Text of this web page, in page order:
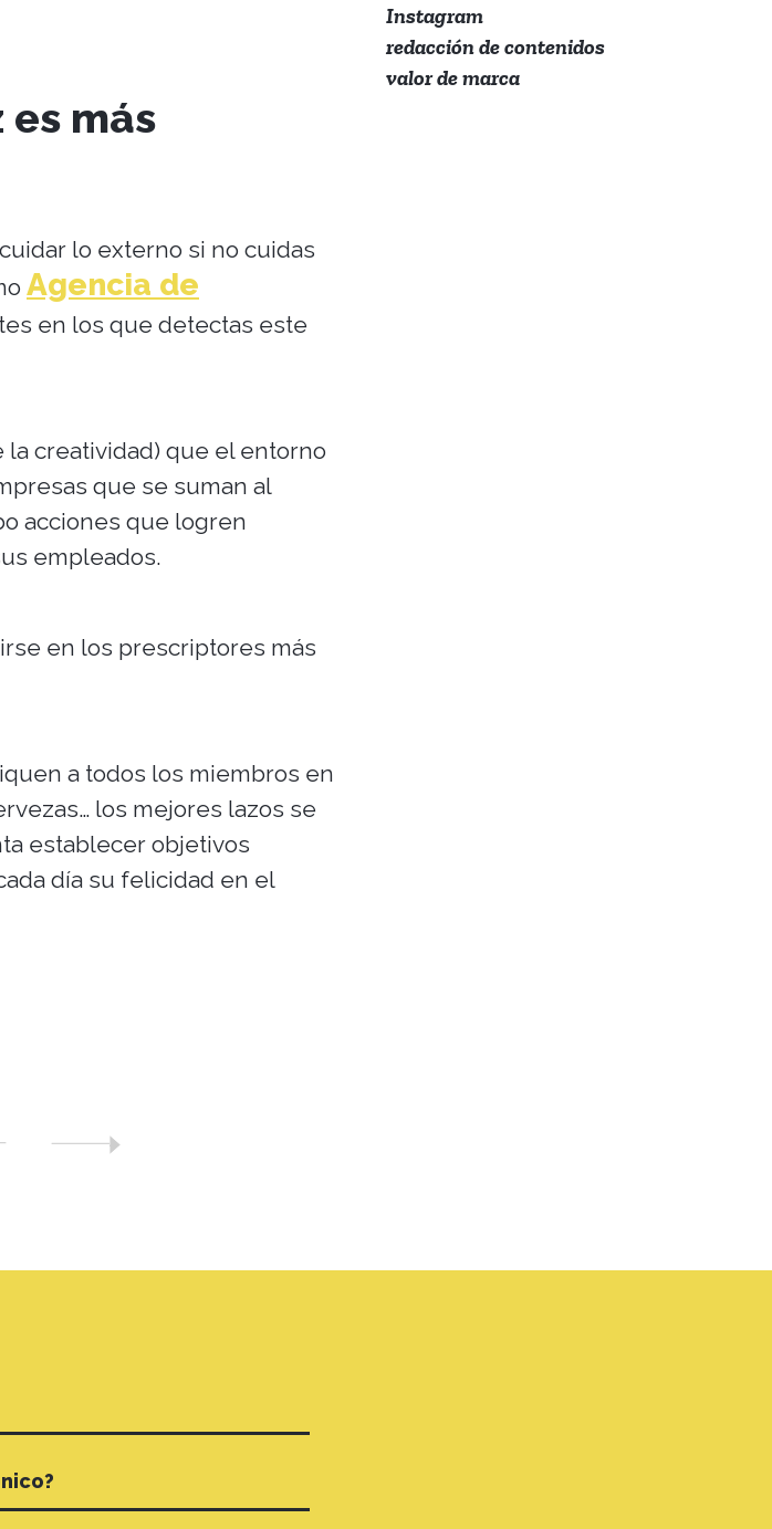
más
lo externo si no cuidas
Agencia de
en los que detectas este
la creatividad) que el entorno
que se suman al
acciones que logren
empleados.
en los prescriptores más
a todos los miembros en
los mejores lazos se
establecer objetivos
día su felicidad en el
Instagram
redacción de contenidos
valor de marca